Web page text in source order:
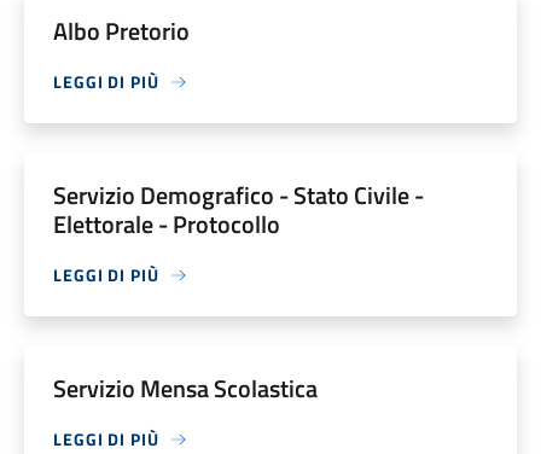
Albo Pretorio
LEGGI DI PIÙ
Servizio Demografico - Stato Civile -
Elettorale - Protocollo
LEGGI DI PIÙ
Servizio Mensa Scolastica
LEGGI DI PIÙ